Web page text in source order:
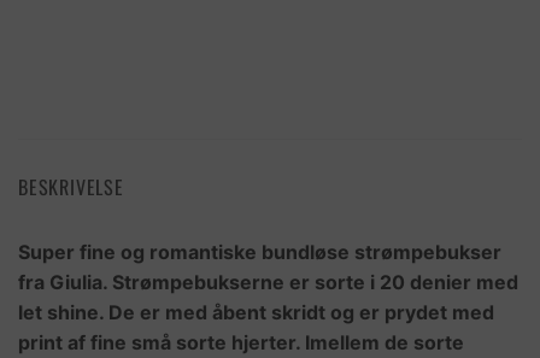
BESKRIVELSE
Super fine og romantiske bundløse strømpebukser
fra Giulia. Strømpebukserne er sorte i 20 denier med
let shine. De er med åbent skridt og er prydet med
print af fine små sorte hjerter. Imellem de sorte